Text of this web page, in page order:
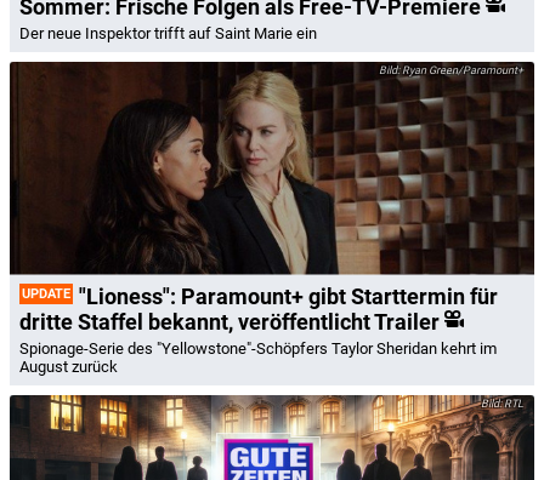
Sommer: Frische Folgen als Free-TV-Premiere
Der neue Inspektor trifft auf Saint Marie ein
Ryan Green/Paramount+
UPDATE "Lioness": Paramount+ gibt Starttermin für
dritte Staffel bekannt, veröffentlicht Trailer
Spionage-Serie des "Yellowstone"-Schöpfers Taylor Sheridan kehrt im
August zurück
RTL